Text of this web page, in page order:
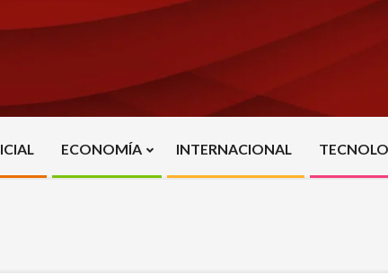
Primary
Navigation
ECONOMÍA INTERNACIONAL